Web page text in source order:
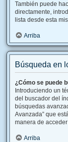
También puede
directamente,
lista desde esta
Arriba
Búsqueda en
¿Cómo se puede
Introduciendo un
del buscador del
búsquedas
Avanzada” que
manera de
Arriba